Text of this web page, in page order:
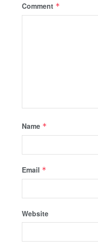
Comment *
Name *
Email *
Website